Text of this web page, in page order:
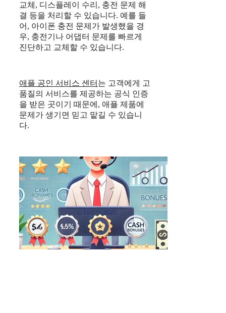
교체, 디스플레이 수리, 충전 문제 해
결 등을 처리할 수 있습니다. 예를 들
어, 아이폰 충전 문제가 발생했을 경
우, 충전기나 어댑터 문제를 빠르게
진단하고 교체할 수 있습니다.
애플 공인 서비스 센터 는 고객에게 고
품질의 서비스를 제공하는 공식 인증
을 받은 곳이기 때문에, 애플 제품에
문제가 생기면 믿고 맡길 수 있습니
다.